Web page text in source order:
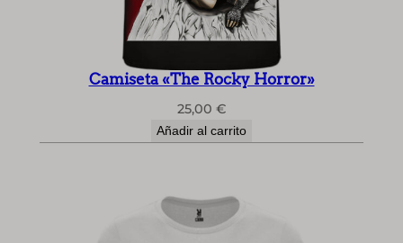
Camiseta «The Rocky Horror»
25,00 €
Añadir al carrito